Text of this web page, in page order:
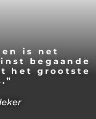
is net
begaande
het grootste